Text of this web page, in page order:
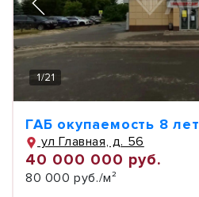
1/21
ГАБ окупаемость 8 лет
ул Главная, д. 56
40 000 000 руб.
80 000 руб./м²